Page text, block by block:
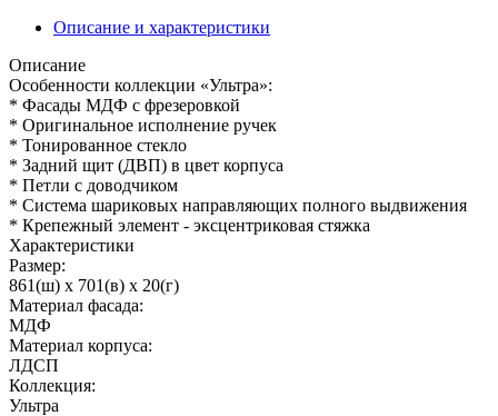
Описание и характеристики
Описание
Особенности коллекции «Ультра»:
* Фасады МДФ с фрезеровкой
* Оригинальное исполнение ручек
* Тонированное стекло
* Задний щит (ДВП) в цвет корпуса
* Петли с доводчиком
* Система шариковых направляющих полного выдвижения
* Крепежный элемент - эксцентриковая стяжка
Характеристики
Размер:
861(ш) x 701(в) x 20(г)
Материал фасада:
МДФ
Материал корпуса:
ЛДСП
Коллекция:
Ультра